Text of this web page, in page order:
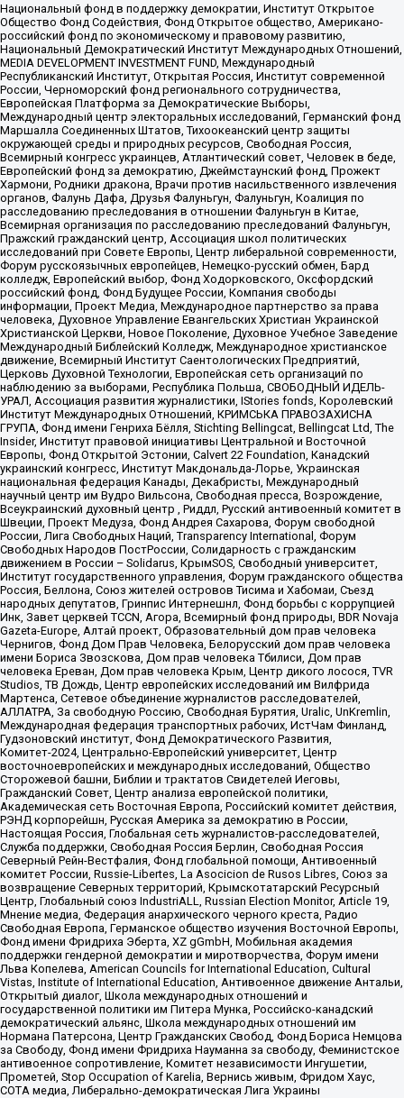
Национальный фонд в поддержку демократии, Институт Открытое
Общество Фонд Содействия, Фонд Открытое общество, Американо-
российский фонд по экономическому и правовому развитию,
Национальный Демократический Институт Международных Отношений,
MEDIA DEVELOPMENT INVESTMENT FUND, Международный
Республиканский Институт, Открытая Россия, Институт современной
России, Черноморский фонд регионального сотрудничества,
Европейская Платформа за Демократические Выборы,
Международный центр электоральных исследований, Германский фонд
Маршалла Соединенных Штатов, Тихоокеанский центр защиты
окружающей среды и природных ресурсов, Свободная Россия,
Всемирный конгресс украинцев, Атлантический совет, Человек в беде,
Европейский фонд за демократию, Джеймстаунский фонд, Прожект
Хармони, Родники дракона, Врачи против насильственного извлечения
органов, Фалунь Дафа, Друзья Фалуньгун, Фалуньгун, Коалиция по
расследованию преследования в отношении Фалуньгун в Китае,
Всемирная организация по расследованию преследований Фалуньгун,
Пражский гражданский центр, Ассоциация школ политических
исследований при Совете Европы, Центр либеральной современности,
Форум русскоязычных европейцев, Немецко-русский обмен, Бард
колледж, Европейский выбор, Фонд Ходорковского, Оксфордский
российский фонд, Фонд Будущее России, Компания свободы
информации, Проект Медиа, Международное партнерство за права
человека, Духовное Управление Евангельских Христиан Украинской
Христианской Церкви, Новое Поколение, Духовное Учебное Заведение
Международный Библейский Колледж, Международное христианское
движение, Всемирный Институт Саентологических Предприятий,
Церковь Духовной Технологии, Европейская сеть организаций по
наблюдению за выборами, Республика Польша, СВОБОДНЫЙ ИДЕЛЬ-
УРАЛ, Ассоциация развития журналистики, IStories fonds, Королевский
Институт Международных Отношений, КРИМСЬКА ПРАВОЗАХИСНА
ГРУПА, Фонд имени Генриха Бёлля, Stichting Bellingcat, Bellingcat Ltd, The
Insider, Институт правовой инициативы Центральной и Восточной
Европы, Фонд Открытой Эстонии, Calvert 22 Foundation, Канадский
украинский конгресс, Институт Макдональда-Лорье, Украинская
национальная федерация Канады, Декабристы, Международный
научный центр им Вудро Вильсона, Свободная пресса, Возрождение,
Всеукраинский духовный центр , Риддл, Русский антивоенный комитет в
Швеции, Проект Медуза, Фонд Андрея Сахарова, Форум свободной
России, Лига Свободных Наций, Transparеncy International, Форум
Свободных Народов ПостРоссии, Солидарность с гражданским
движением в России – Solidarus, КрымSOS, Свободный университет,
Институт государственного управления, Форум гражданского общества
Россия, Беллона, Союз жителей островов Тисима и Хабомаи, Съезд
народных депутатов, Гринпис Интернешнл, Фонд борьбы с коррупцией
Инк, Завет церквей TCCN, Агора, Всемирный фонд природы, BDR Novaja
Gazeta-Europe, Алтай проект, Образовательный дом прав человека
Чернигов, Фонд Дом Прав Человека, Белорусский дом прав человека
имени Бориса Звозскова, Дом прав человека Тбилиси, Дом прав
человека Ереван, Дом прав человека Крым, Центр дикого лосося, TVR
Studios, ТВ Дождь, Центр европейских исследований им Вилфрида
Мартенса, Сетевое объединение журналистов расследователей,
АЛЛАТРА, За свободную Россию, Свободная Бурятия, Uralic, UnKremlin,
Международная федерация транспортных рабочих, ИстЧам Финланд,
Гудзоновский институт, Фонд Демократического Развития,
Комитет-2024, Центрально-Европейский университет, Центр
восточноевропейских и международных исследований, Общество
Сторожевой башни, Библии и трактатов Свидетелей Иеговы,
Гражданский Совет, Центр анализа европейской политики,
Академическая сеть Восточная Европа, Российский комитет действия,
РЭНД корпорейшн, Русская Америка за демократию в России,
Настоящая Россия, Глобальная сеть журналистов-расследователей,
Служба поддержки, Свободная Россия Берлин, Свободная Россия
Северный Рейн-Вестфалия, Фонд глобальной помощи, Антивоенный
комитет России, Russie-Libertes, La Asocicion de Rusos Libres, Союз за
возвращение Северных территорий, Крымскотатарский Ресурсный
Центр, Глобальный союз IndustriALL, Russian Election Monitor, Article 19,
Мнение медиа, Федерация анархического черного креста, Радио
Свободная Европа, Германское общество изучения Восточной Европы,
Фонд имени Фридриха Эберта, XZ gGmbH, Мобильная академия
поддержки гендерной демократии и миротворчества, Форум имени
Льва Копелева, American Councils for International Education, Cultural
Vistas, Institute of International Education, Антивоенное движение Антальи,
Открытый диалог, Школа международных отношений и
государственной политики им Питера Мунка, Российско-канадский
демократический альянс, Школа международных отношений им
Нормана Патерсона, Центр Гражданских Свобод, Фонд Бориса Немцова
за Свободу, Фонд имени Фридриха Науманна за свободу, Феминистское
антивоенное сопротивление, Комитет независимости Ингушетии,
Прометей, Stop Occupation of Karelia, Вернись живым, Фридом Хаус,
СОТА медиа, Либерально-демократическая Лига Украины